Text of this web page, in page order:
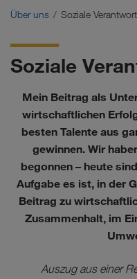
Compliance
WALTER GROUP
Jobs & Karriere
Über uns Soziale
Soziale
Mein Beitrag als
wirtschaftlichen
besten Talente aus
gewinnen. Wir
begonnen – heute
Aufgabe es ist, in der
Beitrag zu
Zusammenhalt, im
Auszug aus einer